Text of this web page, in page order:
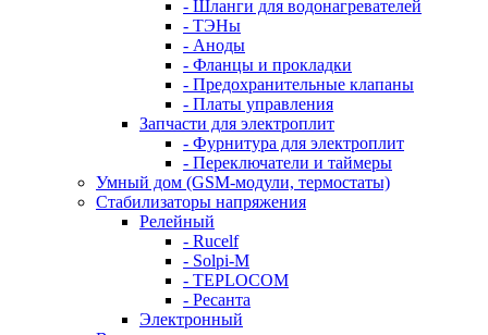
- Шланги для водонагревателей
- ТЭНы
- Аноды
- Фланцы и прокладки
- Предохранительные клапаны
- Платы управления
Запчасти для электроплит
- Фурнитура для электроплит
- Переключатели и таймеры
Умный дом (GSM-модули, термостаты)
Cтабилизаторы напряжения
Релейный
- Rucelf
- Solpi-M
- TEPLOCOM
- Ресанта
Электронный